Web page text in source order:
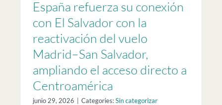
España refuerza su conexión
con El Salvador con la
reactivación del vuelo
Madrid–San Salvador,
ampliando el acceso directo a
Centroamérica
junio 29, 2026 Categories:Sin categorizar